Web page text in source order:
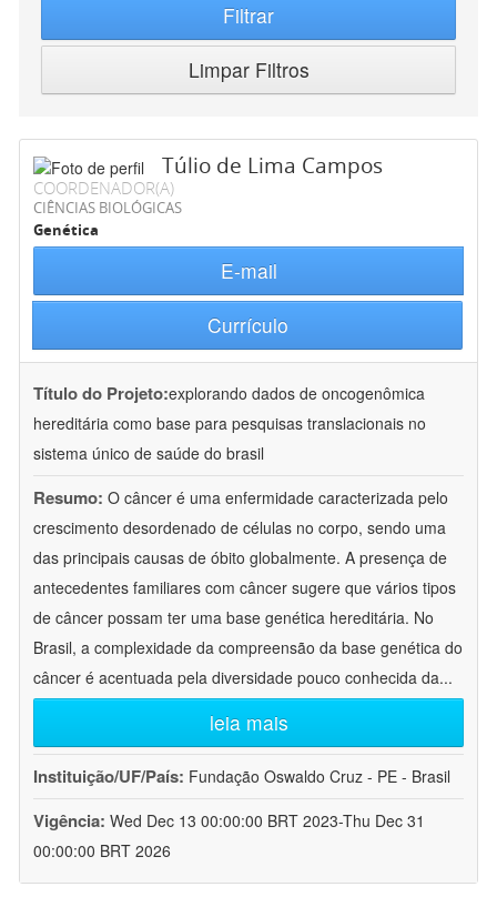
Filtrar
Limpar Filtros
Túlio de Lima Campos
COORDENADOR(A)
CIÊNCIAS BIOLÓGICAS
Genética
E-mail
Currículo
Título do Projeto:explorando dados de oncogenômica
hereditária como base para pesquisas translacionais no
sistema único de saúde do brasil
Resumo: O câncer é uma enfermidade caracterizada pelo
crescimento desordenado de células no corpo, sendo uma
das principais causas de óbito globalmente. A presença de
antecedentes familiares com câncer sugere que vários tipos
de câncer possam ter uma base genética hereditária. No
Brasil, a complexidade da compreensão da base genética do
câncer é acentuada pela diversidade pouco conhecida da...
leia mais
Instituição/UF/País: Fundação Oswaldo Cruz - PE - Brasil
Vigência: Wed Dec 13 00:00:00 BRT 2023-Thu Dec 31
00:00:00 BRT 2026